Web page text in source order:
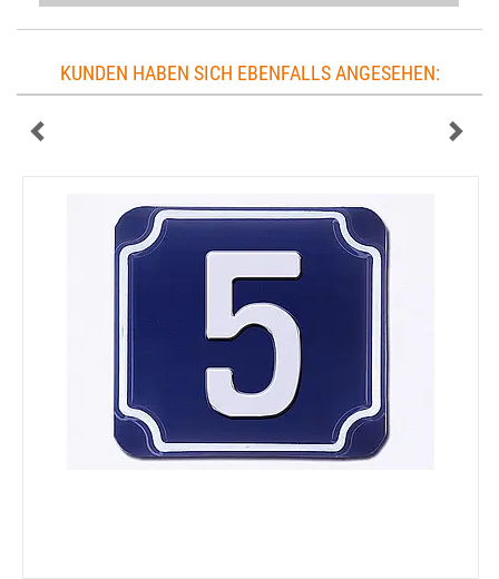
KUNDEN HABEN SICH EBENFALLS ANGESEHEN: